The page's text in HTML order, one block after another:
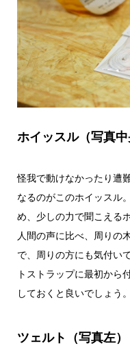
ホイッスル（写真中
怪我で動けなかったり遭
なるのがこのホイッスル
め、少しの力で聞こえる
人間の声に比べ、周りの
で、周りの方にも気付い
トストラップに最初から
しておくと良いでしょう。
ツェルト（写真左）